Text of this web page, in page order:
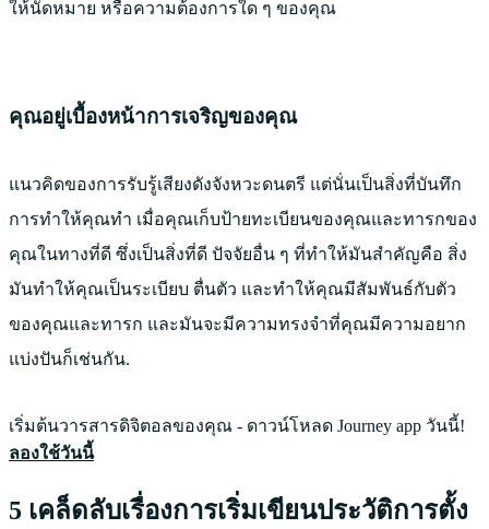
ให้นัดหมาย หรือความต้องการใด ๆ ของคุณ
คุณอยู่เบื้องหน้าการเจริญของคุณ
แนวคิดของการรับรู้เสียงดังจังหวะดนตรี แต่นั่นเป็นสิ่งที่บันทึก
การทําให้คุณทำ เมื่อคุณเก็บป้ายทะเบียนของคุณและทารกของ
คุณในทางที่ดี ซึ่งเป็นสิ่งที่ดี ปัจจัยอื่น ๆ ที่ทำให้มันสำคัญคือ สิ่ง
มันทำให้คุณเป็นระเบียบ ตื่นตัว และทำให้คุณมีสัมพันธ์กับตัว
ของคุณและทารก และมันจะมีความทรงจำที่คุณมีความอยาก
แบ่งปันก็เช่นกัน.
เริ่มต้นวารสารดิจิตอลของคุณ - ดาวน์โหลด Journey app วันนี้!
ลองใช้วันนี้
5 เคล็ดลับเรื่องการเริ่มเขียนประวัติการตั้ง